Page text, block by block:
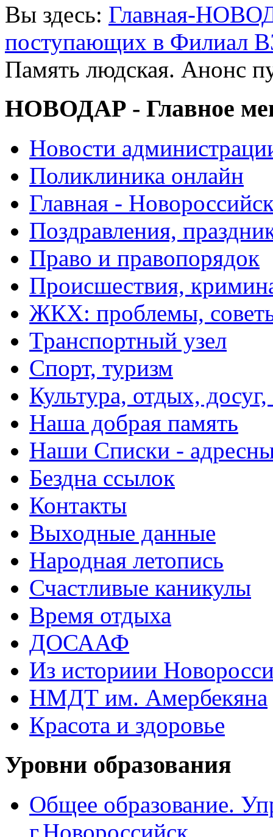
Вы здесь: Главная-
поступающих в Филиал
Память людская. Анонс
НОВОДАР - Главное
Новости
Поликлиника онлайн
Главная -
Поздравления,
Право и правопорядок
Происшествия,
ЖКХ: проблемы,
Транспортный узел
Спорт, туризм
Культура, отдых,
Наша добрая память
Наши Списки -
Бездна ссылок
Контакты
Выходные данные
Народная летопись
Счастливые каникулы
Время отдыха
ДОСААФ
Из историии
НМДТ им. Амербекяна
Красота и здоровье
Уровни образования
Общее образование.
г.Новороссийск